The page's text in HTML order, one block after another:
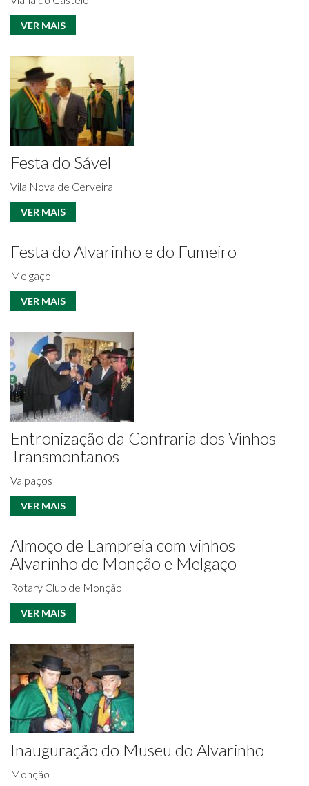
VER MAIS
Festa do Sável
Vila Nova de Cerveira
VER MAIS
Festa do Alvarinho e do Fumeiro
Melgaço
VER MAIS
Entronização da Confraria dos Vinhos
Transmontanos
Valpaços
VER MAIS
Almoço de Lampreia com vinhos
Alvarinho de Monção e Melgaço
Rotary Club de Monção
VER MAIS
Inauguração do Museu do Alvarinho
Monção